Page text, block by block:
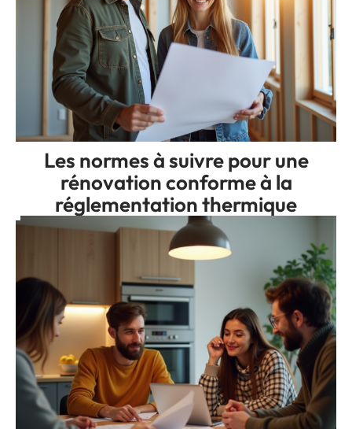
Les normes à suivre pour une
rénovation conforme à la
réglementation thermique